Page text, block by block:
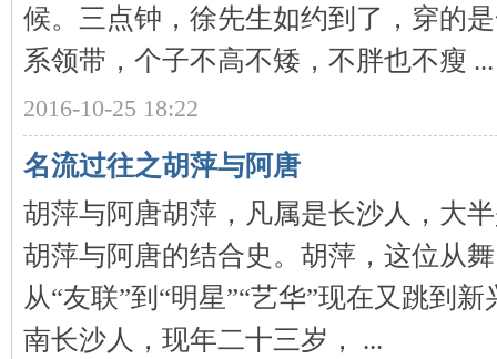
候。三点钟，徐先生如约到了，穿的
系领带，个子不高不矮，不胖也不瘦 ...
2016-10-25 18:22
名流过往之胡萍与阿唐
胡萍与阿唐胡萍，凡属是长沙人，大
胡萍与阿唐的结合史。胡萍，这位从
从“友联”到“明星”“艺华”现在又跳到
南长沙人，现年二十三岁， ...